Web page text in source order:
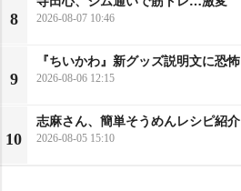
8 2026-08-07 10:46
9
『ちいかわ』新グッズ説明文に恐怖
2026-08-06 12:15
10
志麻さん、簡単そうめんレシピ紹介
2026-08-05 15:10